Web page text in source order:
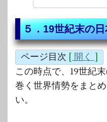
５．19世紀末の
ページ目次 [ 開く ]
この時点で、19世紀
巻く世界情勢をまと
い。